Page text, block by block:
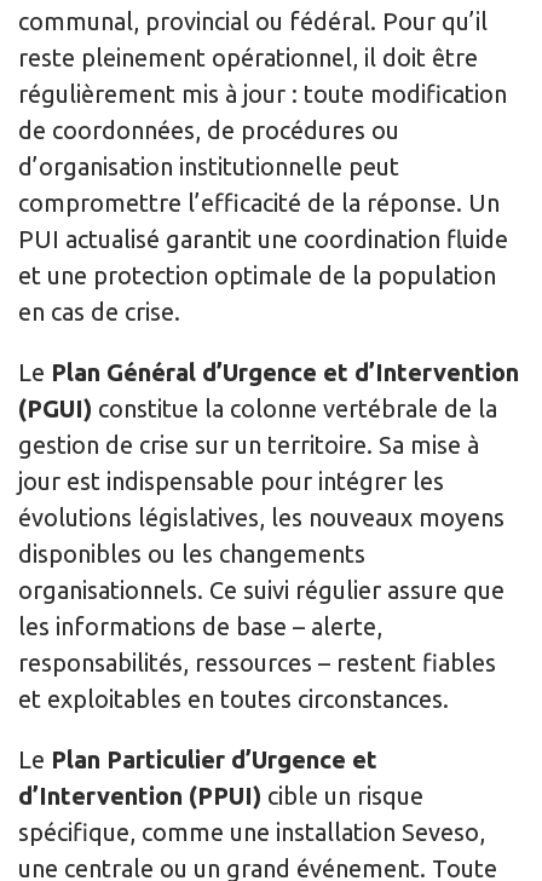
communal, provincial ou fédéral. Pour qu’il
reste pleinement opérationnel, il doit être
régulièrement mis à jour : toute modification
de coordonnées, de procédures ou
d’organisation institutionnelle peut
compromettre l’efficacité de la réponse. Un
PUI actualisé garantit une coordination fluide
et une protection optimale de la population
en cas de crise.
Le Plan Général d’Urgence et d’Intervention
(PGUI) constitue la colonne vertébrale de la
gestion de crise sur un territoire. Sa mise à
jour est indispensable pour intégrer les
évolutions législatives, les nouveaux moyens
disponibles ou les changements
organisationnels. Ce suivi régulier assure que
les informations de base – alerte,
responsabilités, ressources – restent fiables
et exploitables en toutes circonstances.
Le Plan Particulier d’Urgence et
d’Intervention (PPUI) cible un risque
spécifique, comme une installation Seveso,
une centrale ou un grand événement. Toute